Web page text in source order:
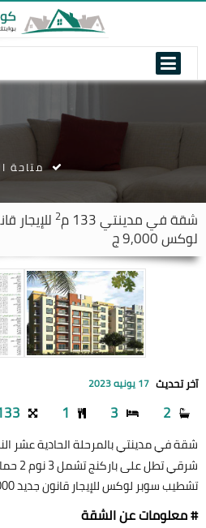
شقة فيمدينتي 2 للإيجار
لوكس 9,000 ج
متاحة
آخر تحديث 17 يونيه 2023
2
3
1
133
شقة في مدينتي بالمرحلة الحادية عشر
تشطيب سوبر لوكس للإيجار قانون جديد 9,000 جنيه
# معلومات عن الشقة